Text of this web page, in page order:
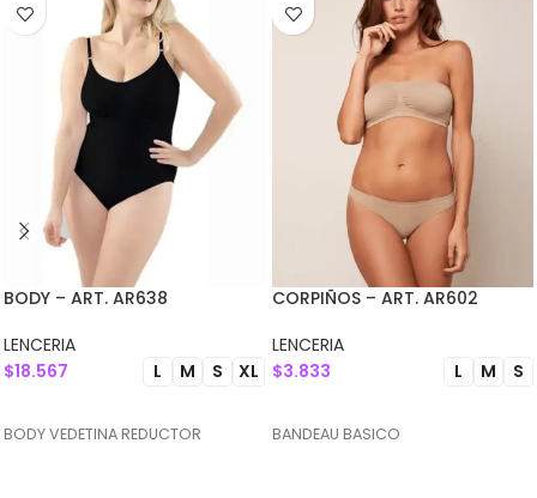
BODY – ART. AR638
LENCERIA
$18.567 L M S XL
BODY VEDETINA REDUCTOR
CORPIÑOS – ART. AR602
LENCERIA
$3.833 L M S
BANDEAU BASICO